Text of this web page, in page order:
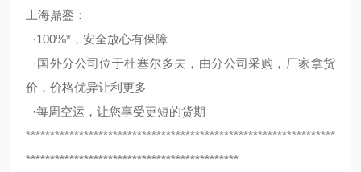
上海鼎銮：
·100%*，安全放心有保障
·国外分公司位于杜塞尔多夫，由分公司采购，厂家拿货
价，价格优异让利更多
·每周空运，让您享受更短的货期
****************************************************************
********************************************